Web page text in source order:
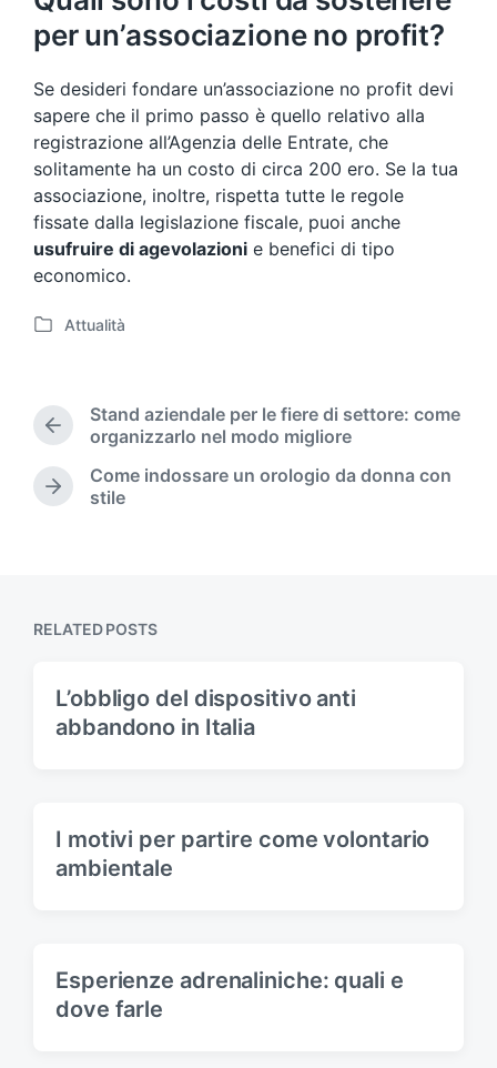
per un’associazione no profit?
Se desideri fondare un’associazione no profit devi
sapere che il primo passo è quello relativo alla
registrazione all’Agenzia delle Entrate, che
solitamente ha un costo di circa 200 ero. Se la tua
associazione, inoltre, rispetta tutte le regole
fissate dalla legislazione fiscale, puoi anche
usufruire di agevolazioni e benefici di tipo
economico.
P
e
n
Attualità
P
e
v
o
:
Stand aziendale per le fiere di settore: come
organizzarlo nel modo migliore
N
s
Come indossare un orologio da donna con
stile
RELATED POSTS
L’obbligo del dispositivo anti
abbandono in Italia
I motivi per partire come volontario
ambientale
Esperienze adrenaliniche: quali e
dove farle